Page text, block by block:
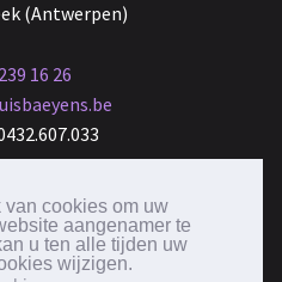
cookies om uw
aangenamer te
u ten alle tijden uw
wijzigen.
(Antwerpen)
16 26
van 10.00 - 18.00 uur